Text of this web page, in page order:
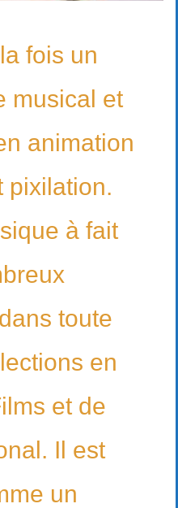
fois un
musical et
animation
pixilation.
à fait
toute
en
et de
Il est
un